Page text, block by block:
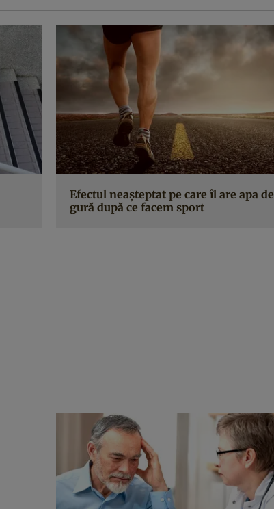
Efectul neașteptat pe care îl are apa de
gură după ce facem sport